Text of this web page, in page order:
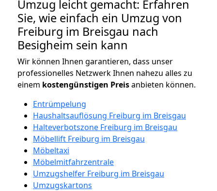
Umzug leicht gemacht: Erfahren
Sie, wie einfach ein Umzug von
Freiburg im Breisgau nach
Besigheim sein kann
Wir können Ihnen garantieren, dass unser
professionelles Netzwerk Ihnen nahezu alles zu
einem kostengünstigen Preisanbieten können.
Entrümpelung
Haushaltsauflösung Freiburg im Breisgau
Halteverbotszone Freiburg im Breisgau
Möbellift Freiburg im Breisgau
Möbeltaxi
Möbelmitfahrzentrale
Umzugshelfer Freiburg im Breisgau
Umzugskartons